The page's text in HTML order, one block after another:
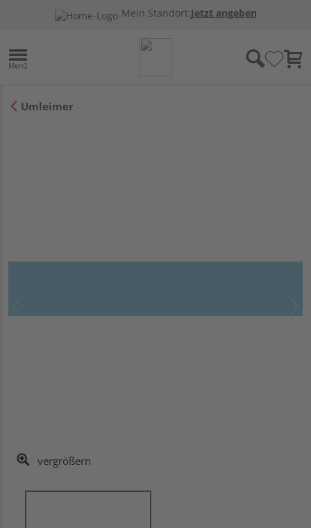
Mein Standort:Jetzt angeben
Umleimer
vergrößern